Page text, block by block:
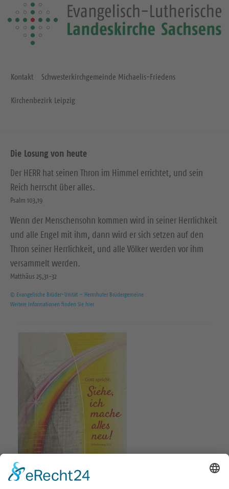
Kontakt Schwesterkirchgemeinde Michaelis-Friedens
Kirchenbezirk Leipzig
Die Losung von heute
Der HERR hat seinen Thron im Himmel errichtet, und sein
Reich herrscht über alles.
Psalm 103,19
Wenn der Menschensohn kommen wird in seiner Herrlichkeit
und alle Engel mit ihm, dann wird er sich setzen auf den
Thron seiner Herrlichkeit, und alle Völker werden vor ihm
versammelt werden.
Matthäus 25,31-32
© Evangelische Brüder-Unität – Herrnhuter Brüdergemeine
Weitere Informationen finden Sie hier